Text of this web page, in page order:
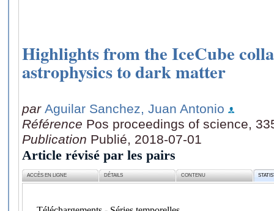
Highlights from the IceCube
astrophysics to dark matter
par Aguilar Sanchez, Juan Antonio
Référence Pos proceedings of science,
Publication Publié, 2018-07-01
Article révisé par les pairs
ACCÈS EN LIGNE DÉTAILS CONTENU